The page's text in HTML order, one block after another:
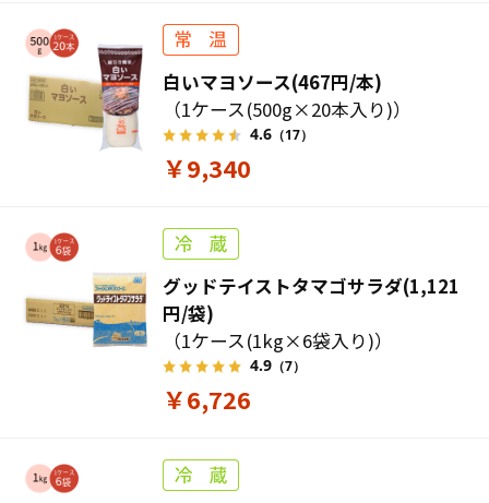
白いマヨソース(467円/本)
（1ケース(500g×20本入り)）
4.6 （17）
￥9,340
グッドテイストタマゴサラダ(1,121
円/袋)
（1ケース(1kg×6袋入り)）
4.9 （7）
￥6,726